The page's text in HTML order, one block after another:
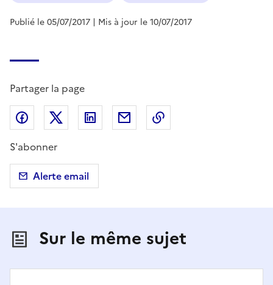
Publié le 05/07/2017 | Mis à jour le 10/07/2017
Partager la page
Partager sur Facebook
Partager sur X (anciennement Twitter)
Partager sur LinkedIn
Partager par email
S'abonner
Alerte email
Sur le même sujet